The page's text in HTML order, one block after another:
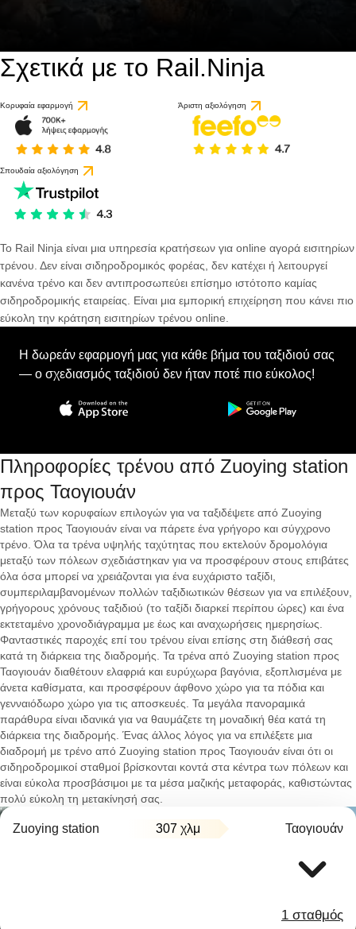
Σχετικά με το Rail.Ninja
Κορυφαία εφαρμογή Άριστη αξιολόγηση
Σπουδαία αξιολόγηση
Το Rail Ninja είναι μια υπηρεσία κρατήσεων για online αγορά εισιτηρίων
τρένου. Δεν είναι σιδηροδρομικός φορέας, δεν κατέχει ή λειτουργεί
κανένα τρένο και δεν αντιπροσωπεύει επίσημο ιστότοπο καμίας
σιδηροδρομικής εταιρείας. Είναι μια εμπορική επιχείρηση που κάνει πιο
εύκολη την κράτηση εισιτηρίων τρένου online.
Η δωρεάν εφαρμογή μας για κάθε βήμα του ταξιδιού σας
— ο σχεδιασμός ταξιδιού δεν ήταν ποτέ πιο εύκολος!
Πληροφορίες τρένου από Zuoying station
προς Ταογιουάν
Μεταξύ των κορυφαίων επιλογών για να ταξιδέψετε από Zuoying
station προς Ταογιουάν είναι να πάρετε ένα γρήγορο και σύγχρονο
τρένο. Όλα τα τρένα υψηλής ταχύτητας που εκτελούν δρομολόγια
μεταξύ των πόλεων σχεδιάστηκαν για να προσφέρουν στους επιβάτες
όλα όσα μπορεί να χρειάζονται για ένα ευχάριστο ταξίδι,
συμπεριλαμβανομένων πολλών ταξιδιωτικών θέσεων για να επιλέξουν,
γρήγορους χρόνους ταξιδιού (το ταξίδι διαρκεί περίπου ώρες) και ένα
εκτεταμένο χρονοδιάγραμμα με έως και αναχωρήσεις ημερησίως.
Φανταστικές παροχές επί του τρένου είναι επίσης στη διάθεσή σας
κατά τη διάρκεια της διαδρομής. Τα τρένα από Zuoying station προς
Ταογιουάν διαθέτουν ελαφριά και ευρύχωρα βαγόνια, εξοπλισμένα με
άνετα καθίσματα, και προσφέρουν άφθονο χώρο για τα πόδια και
γενναιόδωρο χώρο για τις αποσκευές. Τα μεγάλα πανοραμικά
παράθυρα είναι ιδανικά για να θαυμάζετε τη μοναδική θέα κατά τη
διάρκεια της διαδρομής. Ένας άλλος λόγος για να επιλέξετε μια
διαδρομή με τρένο από Zuoying station προς Ταογιουάν είναι ότι οι
σιδηροδρομικοί σταθμοί βρίσκονται κοντά στα κέντρα των πόλεων και
είναι εύκολα προσβάσιμοι με τα μέσα μαζικής μεταφοράς, καθιστώντας
πολύ εύκολη τη μετακίνησή σας.
Zuoying station 307 χλμ Ταογιουάν
1 σταθμός